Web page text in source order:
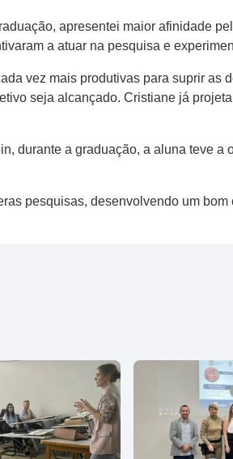
apresentei maior afinidade
a atuar na pesquisa e
vez mais produtivas para suprir as
seja alcançado. Cristiane já
durante a graduação, a aluna teve
pesquisas, desenvolvendo um